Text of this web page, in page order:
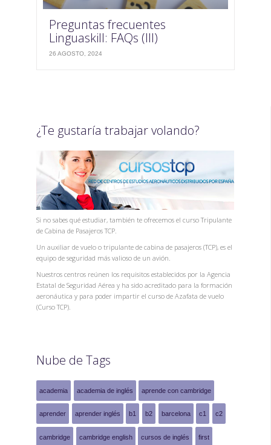
Preguntas frecuentes
Linguaskill: FAQs (III)
26 AGOSTO, 2024
¿Te gustaría trabajar volando?
Si no sabes qué estudiar, también te ofrecemos el curso Tripulante
de Cabina de Pasajeros TCP.
Un auxiliar de vuelo o tripulante de cabina de pasajeros (TCP), es el
equipo de seguridad más valioso de un avión.
Nuestros centros reúnen los requisitos establecidos por la Agencia
Estatal de Seguridad Aérea y ha sido acreditado para la formación
aeronáutica y para poder impartir el curso de Azafata de vuelo
(Curso TCP).
Nube de Tags
academia academia de inglés aprende con cambridge
aprender aprender inglés b1 b2 barcelona c1 c2
cambridge cambridge english cursos de inglés first